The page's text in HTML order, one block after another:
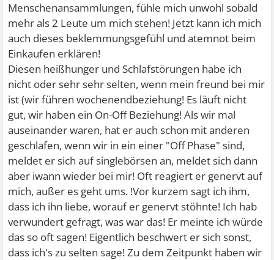
Menschenansammlungen, fühle mich unwohl sobald
mehr als 2 Leute um mich stehen! Jetzt kann ich mich
auch dieses beklemmungsgefühl und atemnot beim
Einkaufen erklären!
Diesen heißhunger und Schlafstörungen habe ich
nicht oder sehr sehr selten, wenn mein freund bei mir
ist (wir führen wochenendbeziehung! Es läuft nicht
gut, wir haben ein On-Off Beziehung! Als wir mal
auseinander waren, hat er auch schon mit anderen
geschlafen, wenn wir in ein einer "Off Phase" sind,
meldet er sich auf singlebörsen an, meldet sich dann
aber iwann wieder bei mir! Oft reagiert er genervt auf
mich, außer es geht ums. !Vor kurzem sagt ich ihm,
dass ich ihn liebe, worauf er genervt stöhnte! Ich hab
verwundert gefragt, was war das! Er meinte ich würde
das so oft sagen! Eigentlich beschwert er sich sonst,
dass ich's zu selten sage! Zu dem Zeitpunkt haben wir